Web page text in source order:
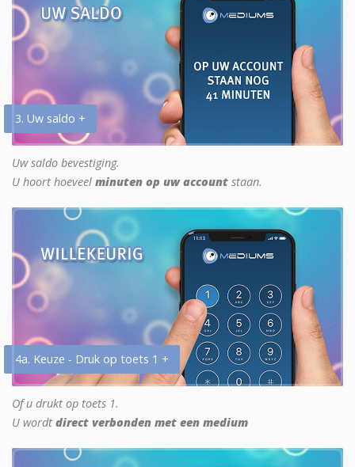
3. Uw saldo +
Uw saldo bevestiging.
U hoort hoeveel minuten op uw account staan.
4a. Keuze - Druk op toets 1 +
Of u drukt op toets 1.
U wordt direct verbonden met een medium